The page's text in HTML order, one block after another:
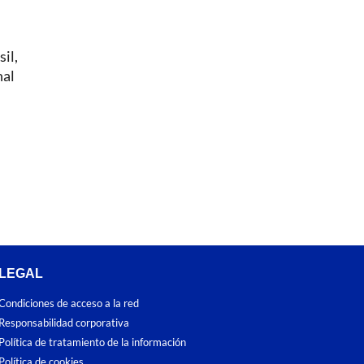
de acceso a la red
corporativa
de tratamiento de la información